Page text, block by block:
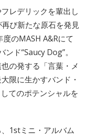
レデリックを輩出し
び新たな原石を発見
のMASH A&Rにて
ド“Saucy Dog”。
の発する「言葉・メ
限に生かすバンド・
てのポテンシャルを
1stミニ・アルバム